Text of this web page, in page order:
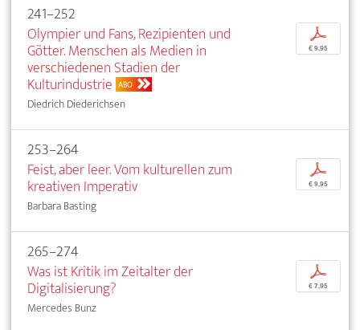
241–252
Olympier und Fans, Rezipienten und
Götter. Menschen als Medien in
verschiedenen Stadien der
Kulturindustrie ABO
Diedrich Diederichsen
p
€ 9,95
253–264
Feist, aber leer. Vom kulturellen zum
kreativen Imperativ
Barbara Basting
p
€ 9,95
265–274
Was ist Kritik im Zeitalter der
Digitalisierung?
Mercedes Bunz
p
€ 7,95